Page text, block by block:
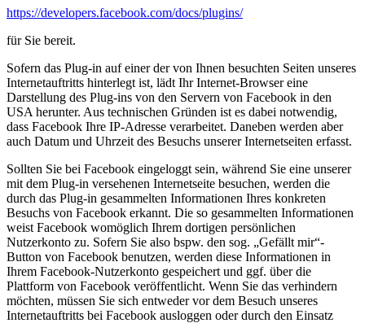
https://developers.facebook.com/docs/plugins/
für Sie bereit.
Sofern das Plug-in auf einer der von Ihnen besuchten Seiten unseres
Internetauftritts hinterlegt ist, lädt Ihr Internet-Browser eine
Darstellung des Plug-ins von den Servern von Facebook in den
USA herunter. Aus technischen Gründen ist es dabei notwendig,
dass Facebook Ihre IP-Adresse verarbeitet. Daneben werden aber
auch Datum und Uhrzeit des Besuchs unserer Internetseiten erfasst.
Sollten Sie bei Facebook eingeloggt sein, während Sie eine unserer
mit dem Plug-in versehenen Internetseite besuchen, werden die
durch das Plug-in gesammelten Informationen Ihres konkreten
Besuchs von Facebook erkannt. Die so gesammelten Informationen
weist Facebook womöglich Ihrem dortigen persönlichen
Nutzerkonto zu. Sofern Sie also bspw. den sog. „Gefällt mir“-
Button von Facebook benutzen, werden diese Informationen in
Ihrem Facebook-Nutzerkonto gespeichert und ggf. über die
Plattform von Facebook veröffentlicht. Wenn Sie das verhindern
möchten, müssen Sie sich entweder vor dem Besuch unseres
Internetauftritts bei Facebook ausloggen oder durch den Einsatz